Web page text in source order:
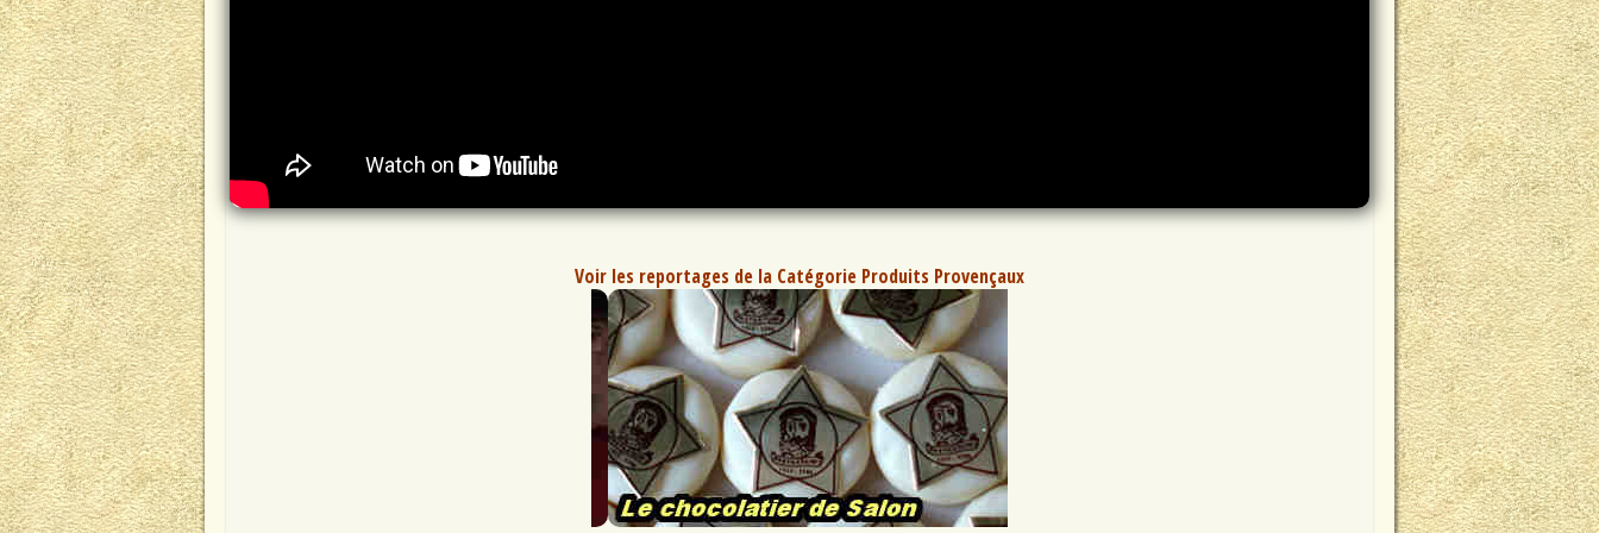
Voir les reportages de la Catégorie Produits Provençaux